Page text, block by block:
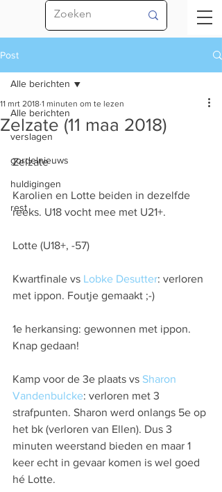
Post
Alle berichten
verslagen
gordelnieuws
huldigingen
rest
Alle berichten
Zelzate (11 maa 2018)
11 mrt 2018 1 minuten om te lezen
Zelzate
Karolien en Lotte beiden in dezelfde
reeks. U18 vocht mee met U21+.
Lotte (U18+, -57)
Kwartfinale vs Lobke Desutter: verloren
met ippon. Foutje gemaakt ;-)
1e herkansing: gewonnen met ippon.
Knap gedaan!
Kamp voor de 3e plaats vs Sharon
Vandenbulcke: verloren met 3
strafpunten. Sharon werd onlangs 5e op
het bk (verloren van Ellen). Dus 3
minuten weerstand bieden en maar 1
keer echt in gevaar komen is wel goed
hé Lotte.